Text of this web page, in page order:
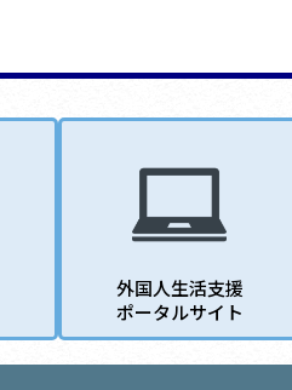
外国人生活支援
ポータルサイト